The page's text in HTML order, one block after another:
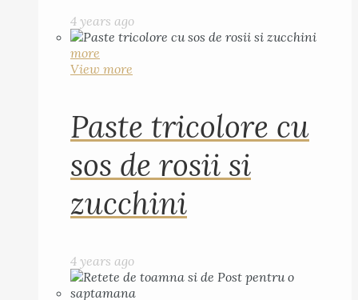
4 years ago
more
View more
Paste tricolore cu
sos de rosii si
zucchini
4 years ago